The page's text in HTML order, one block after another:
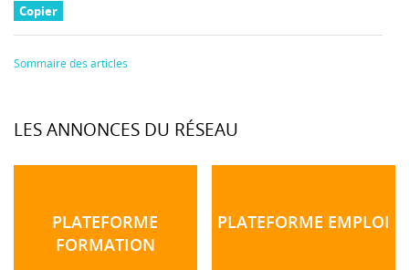
Copier
Sommaire des articles
LES ANNONCES DU RÉSEAU
PLATEFORME
FORMATION
PLATEFORME EMPLOI